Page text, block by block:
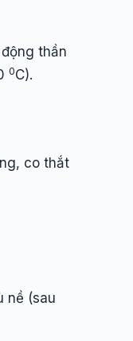
thần
0C).
co thắt
nề (sau